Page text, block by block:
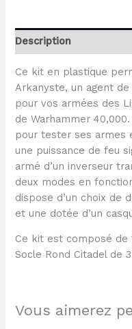
Description
Ce kit en plastique
Arkanyste, un agent
pour vos armées des
de Warhammer
pour tester ses armes
une puissance de feu
armé d’un inverseur
deux modes en
dispose d’un choix de
et une dotée d’un
Ce kit est composé de
Socle Rond Citadel de
Vous aimerez